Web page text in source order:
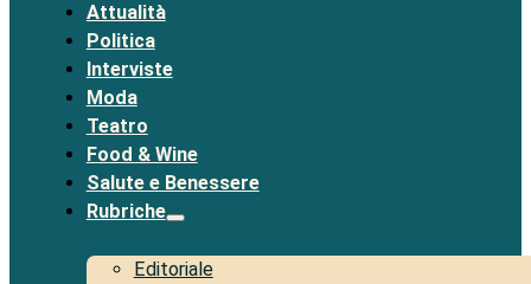
Attualità
Politica
Interviste
Moda
Teatro
Food & Wine
Salute e Benessere
Rubriche
Editoriale